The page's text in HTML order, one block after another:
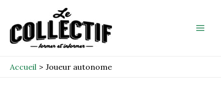
contenu
Accueil Joueur autonome